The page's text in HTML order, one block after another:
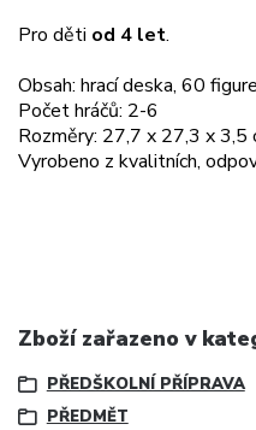
Pro děti od 4 let.
Obsah: hrací deska, 60
Počet hráčů: 2-6
Rozměry: 27,7 x 27,3 x 3,5
Vyrobeno z kvalitních,
Zboží zařazeno v
PŘEDŠKOLNÍ PŘÍPRAVA
PŘEDMĚT